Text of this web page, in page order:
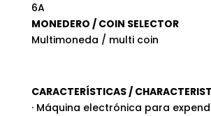
6A
MONEDERO / COIN SELECTOR
Multimoneda / multi coin
CARACTERÍSTICAS /
· Máquina electrónica para